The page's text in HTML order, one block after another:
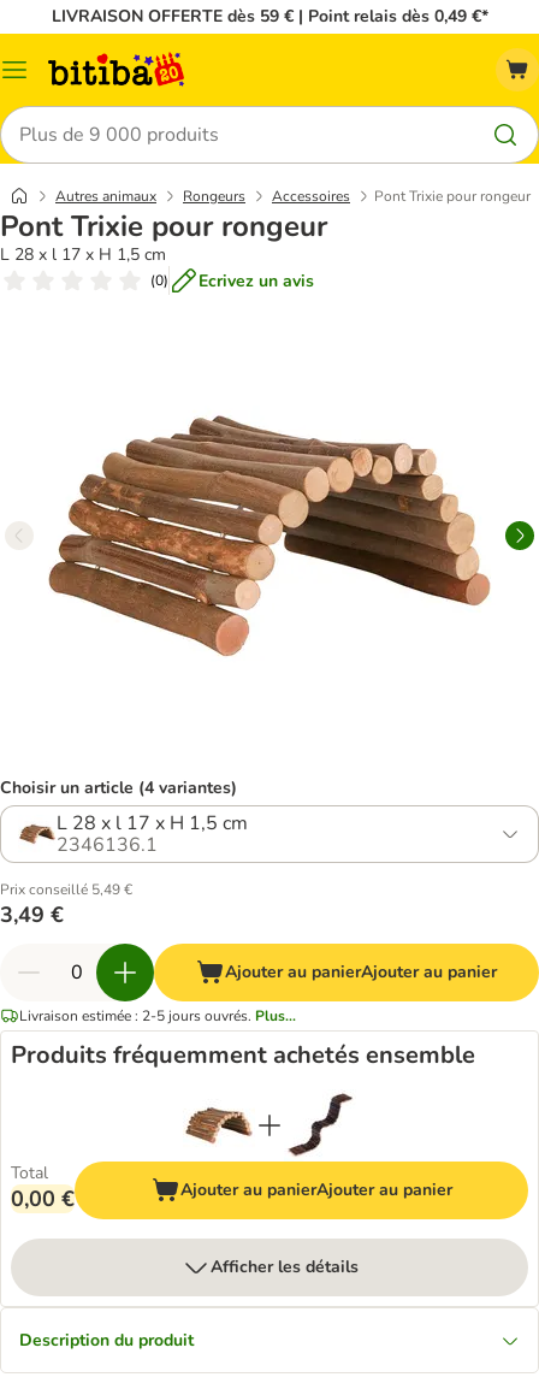
LIVRAISON OFFERTE dès 59 € | Point relais dès 0,49 €*
Menu
Rechercher
Autres animaux Rongeurs Accessoires Pont Trixie pour rongeur
Pont Trixie pour rongeur
L 28 x l 17 x H 1,5 cm
(0) Ecrivez un avis
Choisir un article (4 variantes)
L 28 x l 17 x H 1,5 cm
2346136.1
Prix conseillé 5,49 €
3,49 €
Ajouter au panierAjouter au panier
Livraison estimée : 2-5 jours ouvrés. Plus...
Produits fréquemment achetés ensemble
Total
0,00 € Ajouter au panierAjouter au panier
Afficher les détails
Description du produit